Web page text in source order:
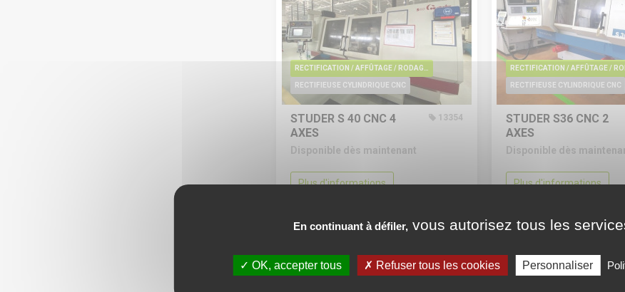
En continuant à défiler, vous autorisez tous les
OK, accepter tous Refuser tous les cookies Personnaliser
RECTIFIEUSE CYLINDRIQUE CNC
STUDER S 40 CNC 4
AXES
13354
Disponible dès maintenant
Plus d'informations
RECTIFIEUSE CYLINDRIQUE CNC
STUDER S36 CNC 2
AXES
Disponible dès
Plus d'informations